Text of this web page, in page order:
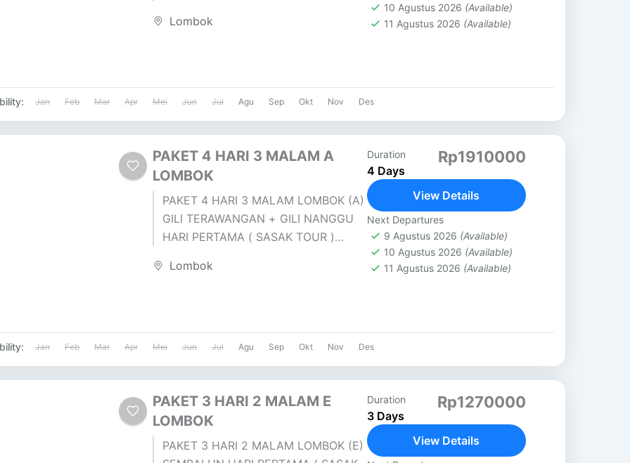
tenun lombok,...
Lombok
10 Agustus 2026 (Available)
11 Agustus 2026 (Available)
Jan Feb Mar Apr Mei Jun Jul Agu Sep Okt Nov Des
PAKET 4 HARI 3 MALAM A
LOMBOK
PAKET 4 HARI 3 MALAM LOMBOK (A)
GILI TERAWANGAN + GILI NANGGU
HARI PERTAMA ( SASAK TOUR )
tenun lombok,...
Lombok
Duration
4 Days
Rp1910000
View Details
Next Departures
9 Agustus 2026 (Available)
10 Agustus 2026 (Available)
11 Agustus 2026 (Available)
Jan Feb Mar Apr Mei Jun Jul Agu Sep Okt Nov Des
PAKET 3 HARI 2 MALAM E
LOMBOK
PAKET 3 HARI 2 MALAM LOMBOK (E)
Duration
3 Days
Rp1270000
View Details